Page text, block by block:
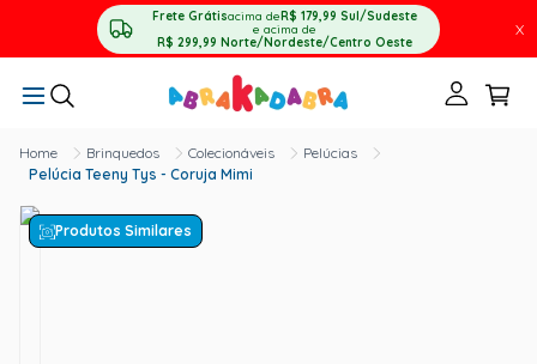
Frete Grátisacima deR$ 179,99 Sul/Sudeste
e acima de
R$ 299,99 Norte/Nordeste/Centro Oeste
X
Brinquedos Colecionáveis
Pelúcias
Pelúcia Teeny Tys - Coruja Mimi
Produtos Similares